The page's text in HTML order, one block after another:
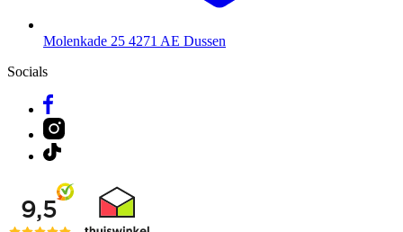
Molenkade 25 4271 AE Dussen
Socials